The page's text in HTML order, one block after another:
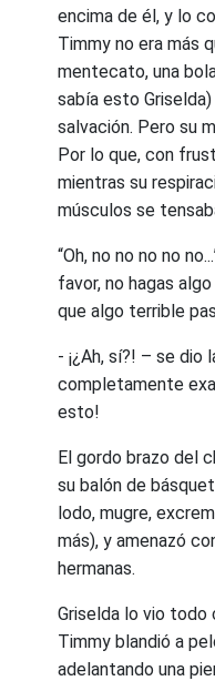
encima de él, y lo
Timmy no era más
mentecato, una
sabía esto
salvación. Pero su
Por lo que, con
mientras su
músculos se
“Oh, no no no no
favor, no hagas
que algo terrible
- ¡¿Ah, sí?! – se dio
completamente
esto!
El gordo brazo del
su balón de
lodo, mugre,
más), y amenazó
hermanas.
Griselda lo vio todo
Timmy blandió a
adelantando una